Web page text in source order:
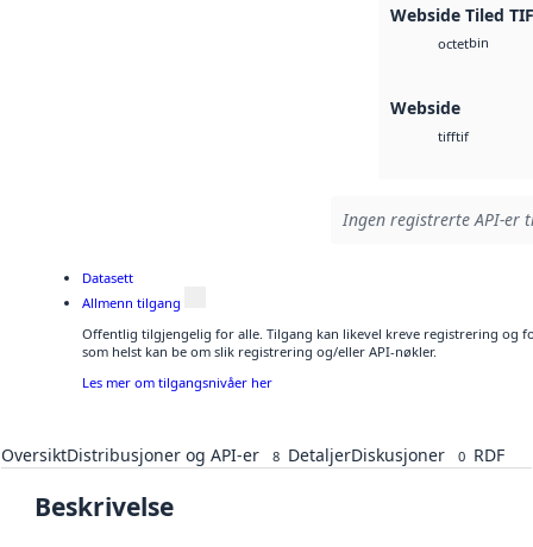
Webside Tiled
octetbin
Webside
tifftif
Ingen registrerte API-er
Datasett
Allmenn tilgang
Offentlig tilgjengelig for alle. Tilgang kan likevel kreve registrering og
som helst kan be om slik registrering og/eller API-nøkler.
Les mer om tilgangsnivåer her
OversiktDistribusjoner og API-er 8 DetaljerDiskusjoner 0 RDF
Beskrivelse